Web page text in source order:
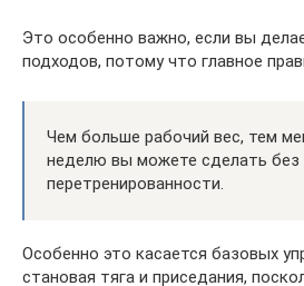
Это особенно важно, если вы
подходов, потому что главное
Чем больше рабочий вес, тем
неделю вы можете сделать без
перетренированности.
Особенно это касается базовых
становая тяга и приседания,